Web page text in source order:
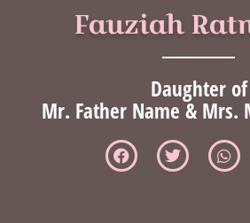
Fauziah
Daughter of
Mr. Father Name & Mrs.